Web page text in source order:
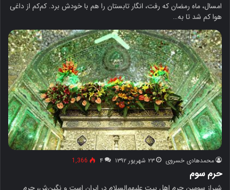
امسال، ماه رمضان که رفت، انگار تابستان را هم با خودش برد. کم‌کم از داغی
هوا کم شد تا به…
محمدهادی خسروی ۲۳ شهریور ۱۳۹۲ ۴ 1,366
حرم سوم